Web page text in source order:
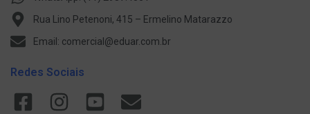
Rua Lino Petenoni, 415 – Ermelino Matarazzo
Email: comercial@eduar.com.br
Redes Sociais